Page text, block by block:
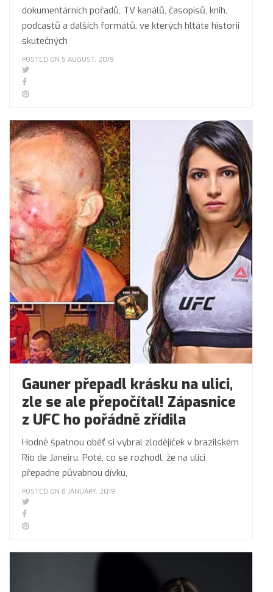
dokumentárních pořadů, TV kanálů, časopisů, knih,
podcastů a dalších formátů, ve kterých hltáte historii
skutečných
POSTED ON 5 AUGUST, 2019
Gauner přepadl krásku na ulici,
zle se ale přepočítal! Zápasnice
z UFC ho pořádně zřídila
Hodně špatnou oběť si vybral zlodějíček v brazilském
Rio de Janeiru. Poté, co se rozhodl, že na ulici
přepadne půvabnou dívku,
POSTED ON 8 JANUARY, 2019